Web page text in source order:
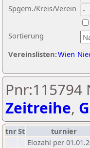
Sortierung
Spgem./Kreis/Verein
Vereinslisten:Wien
Pnr:115794
Zeitreihe,
tnrSt turnier
Elozahl per